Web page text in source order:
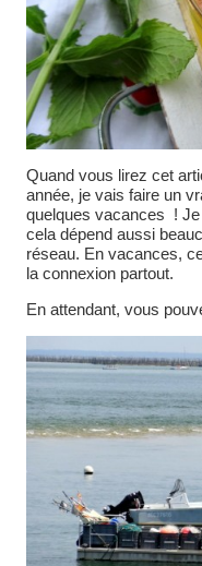
Quand vous lirez cet
année, je vais faire un
quelques vacances !
cela dépend aussi
réseau. En vacances,
la connexion partout.
En attendant, vous